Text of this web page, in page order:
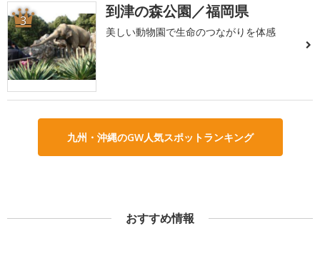
3 到津の森公園／福岡県
美しい動物園で生命のつながりを体感
九州・沖縄のGW人気スポットランキング
おすすめ情報